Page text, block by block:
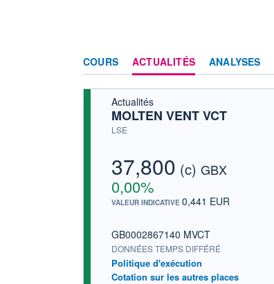
COURS ACTUALITÉS ANALYSES
Actualités
MOLTEN VENT VCT
LSE
37,800 (c) GBX
0,00%
VALEUR INDICATIVE 0,441 EUR
GB0002867140 MVCT
DONNÉES TEMPS DIFFÉRÉ
Politique d'exécution
Cotation sur les autres places